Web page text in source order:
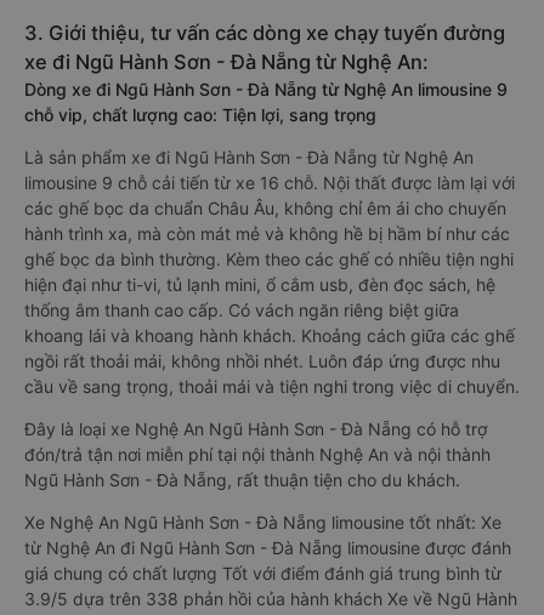
3. Giới thiệu, tư vấn các dòng xe chạy tuyến đường
xe đi Ngũ Hành Sơn - Đà Nẵng từ Nghệ An:
Dòng xe đi Ngũ Hành Sơn - Đà Nẵng từ Nghệ An limousine 9
chỗ vip, chất lượng cao: Tiện lợi, sang trọng
Là sản phẩm xe đi Ngũ Hành Sơn - Đà Nẵng từ Nghệ An
limousine 9 chỗ cải tiến từ xe 16 chỗ. Nội thất được làm lại với
các ghế bọc da chuẩn Châu Âu, không chỉ êm ái cho chuyến
hành trình xa, mà còn mát mẻ và không hề bị hầm bí như các
ghế bọc da bình thường. Kèm theo các ghế có nhiều tiện nghi
hiện đại như ti-vi, tủ lạnh mini, ổ cắm usb, đèn đọc sách, hệ
thống âm thanh cao cấp. Có vách ngăn riêng biệt giữa
khoang lái và khoang hành khách. Khoảng cách giữa các ghế
ngồi rất thoải mái, không nhồi nhét. Luôn đáp ứng được nhu
cầu về sang trọng, thoải mái và tiện nghi trong việc di chuyển.
Đây là loại xe Nghệ An Ngũ Hành Sơn - Đà Nẵng có hỗ trợ
đón/trả tận nơi miễn phí tại nội thành Nghệ An và nội thành
Ngũ Hành Sơn - Đà Nẵng, rất thuận tiện cho du khách.
Xe Nghệ An Ngũ Hành Sơn - Đà Nẵng limousine tốt nhất: Xe
từ Nghệ An đi Ngũ Hành Sơn - Đà Nẵng limousine được đánh
giá chung có chất lượng Tốt với điểm đánh giá trung bình từ
3.9/5 dựa trên 338 phản hồi của hành khách Xe về Ngũ Hành